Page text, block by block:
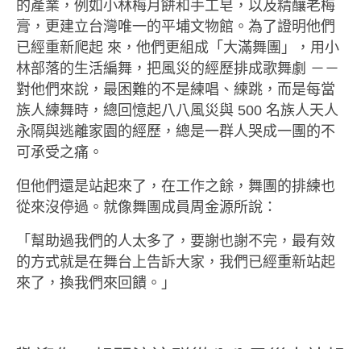
的產業，例如小林梅月餅和手工皂，以及精釀老梅
膏，更建立台灣唯一的平埔文物館。為了證明他們
已經重新爬起 來，他們更組成「大滿舞團」，用小
林部落的生活編舞，把風災的經歷排成歌舞劇 －－
對他們來說，最困難的不是練唱、練跳，而是每當
族人練舞時，總回憶起八八風災與 500 名族人天人
永隔與逃離家園的經歷，總是一群人哭成一團的不
可承受之痛。
但他們還是站起來了，在工作之餘，舞團的排練也
從來沒停過。就像舞團成員周金源所說：
「幫助過我們的人太多了，要謝也謝不完，最有效
的方式就是在舞台上告訴大家，我們已經重新站起
來了，換我們來回饋。」